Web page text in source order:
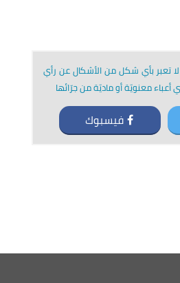
لا تعبر بأي شكل من الأشكال عن رأي
أعباء معنويّة أو ماديّة من جرّائها
فيسبوك